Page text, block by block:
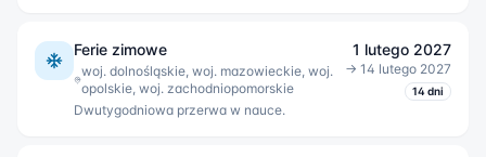
Ferie zimowe
woj. dolnośląskie, woj. mazowieckie, woj.
opolskie, woj. zachodniopomorskie
Dwutygodniowa przerwa w nauce.
1 lutego 2027
→ 14 lutego 2027
14dni